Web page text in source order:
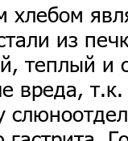
из
теплый и
вреда,